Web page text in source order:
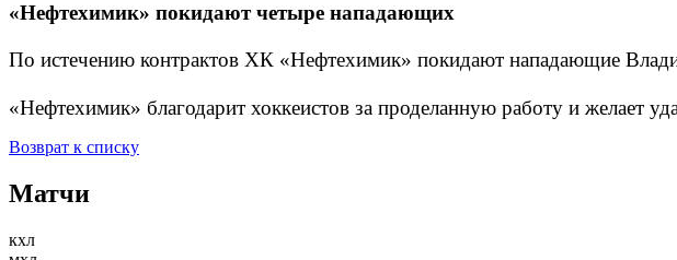
«Нефтехимик» покидают четыре нападающих
По истечению контрактов ХК «Нефтехимик» покидают нападающие
«Нефтехимик» благодарит хоккеистов за проделанную работу и желает
Возврат к списку
Матчи
кхл